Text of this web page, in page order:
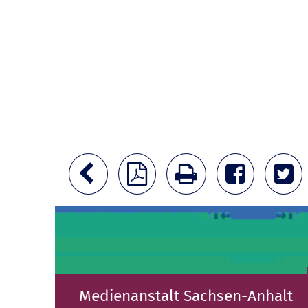
Medienanstalt Sachsen-Anhalt